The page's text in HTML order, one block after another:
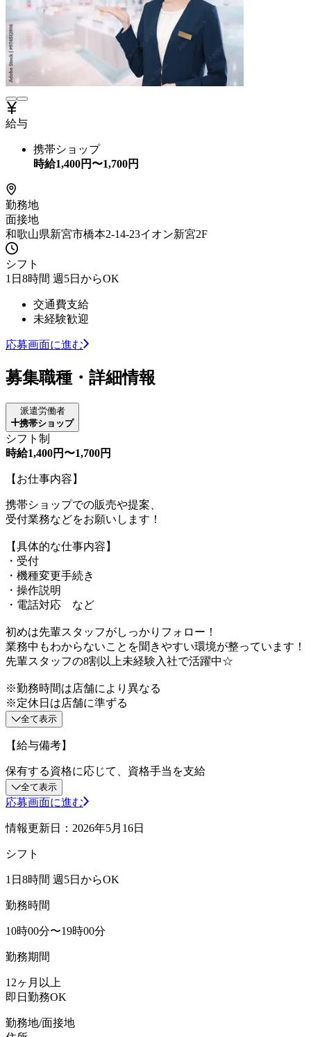
給与
携帯ショップ
時給1,400円〜1,700円
勤務地
面接地
和歌山県新宮市橋本2-14-23イオン新宮2F
シフト
1日8時間 週5日からOK
交通費支給
未経験歓迎
応募画面に進む
募集職種・詳細情報
派遣労働者
携帯ショップ
シフト制
時給1,400円〜1,700円
【お仕事内容】
携帯ショップでの販売や提案、
受付業務などをお願いします！
【具体的な仕事内容】
・受付
・機種変更手続き
・操作説明
・電話対応 など
初めは先輩スタッフがしっかりフォロー！
業務中もわからないことを聞きやすい環境が整っています！
先輩スタッフの8割以上未経験入社で活躍中☆
※勤務時間は店舗により異なる
※定休日は店舗に準ずる
全て表示
【給与備考】
保有する資格に応じて、資格手当を支給
全て表示
応募画面に進む
情報更新日：2026年5月16日
シフト
1日8時間 週5日からOK
勤務時間
10時00分〜19時00分
勤務期間
12ヶ月以上
即日勤務OK
勤務地/面接地